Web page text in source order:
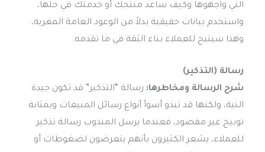
التي واجهوها وكيف ساعد منتجك أو خدمتك في حلها،
واستخدم بيانات حقيقية بدلاً من الوعود العامة المغرية،
وهذا سيتيح للعملاء بناء الثقة في ما تقدمه.
رسالة (التذكير)
شرح الرسالة ومخاطرها: رسالة “التذكير” قد تكون جيدة
النية، ولكنها قد تبدو أسوأ أنواع رسائل المبيعات وبمثابة
توبيخ غير مقصود، فعندما يرسل المندوب رسالة تذكير
للعملاء، يشعر الكثيرون بأنهم يتعرضون لضغوطات أو